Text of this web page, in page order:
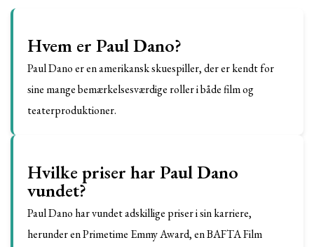
Hvem er Paul Dano?
Paul Dano er en amerikansk skuespiller, der er kendt for
sine mange bemærkelsesværdige roller i både film og
teaterproduktioner.
Hvilke priser har Paul Dano
vundet?
Paul Dano har vundet adskillige priser i sin karriere,
herunder en Primetime Emmy Award, en BAFTA Film